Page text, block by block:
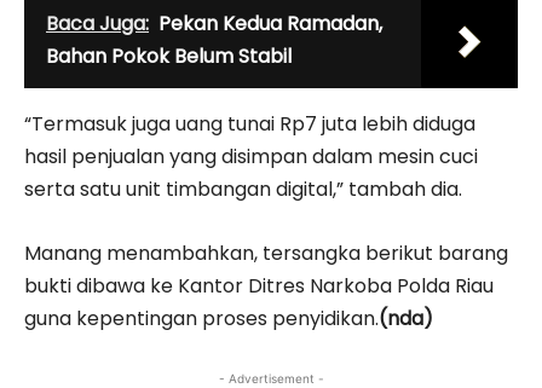
Baca Juga: Pekan Kedua Ramadan,
Bahan Pokok Belum Stabil
“Termasuk juga uang tunai Rp7 juta lebih diduga
hasil penjualan yang disimpan dalam mesin cuci
serta satu unit timbangan digital,” tambah dia.
Manang menambahkan, tersangka berikut barang
bukti dibawa ke Kantor Ditres Narkoba Polda Riau
guna kepentingan proses penyidikan.(nda)
- Advertisement -